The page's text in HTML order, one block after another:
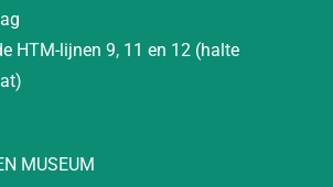
HTM-lijnen 9, 11 en 12 (halte
MUSEUM